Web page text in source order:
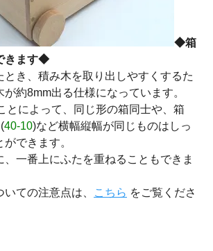
◆箱
きます◆
とき、積み木を取り出しやすくするた
約8mm出る仕様になっています。
とによって、同じ形の箱同士や、箱
40-10)など横幅縦幅が同じものはしっ
できます。
、一番上にふたを重ねることもできま
ての注意点は、
こちら をご覧くださ